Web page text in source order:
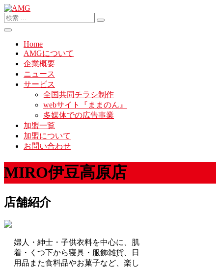
Home
AMGについて
企業概要
ニュース
サービス
全国共同チラシ制作
webサイト『ままのん』
多媒体での広告事業
加盟一覧
加盟について
お問い合わせ
MIRO伊豆高原店
店舗紹介
婦人・紳士・子供衣料を中心に、肌
着・くつ下から寝具・服飾雑貨、日
用品また食料品やお菓子など、楽し